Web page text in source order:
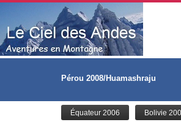
Pérou 2008/Huamashraju
Équateur 2006 Bolivie